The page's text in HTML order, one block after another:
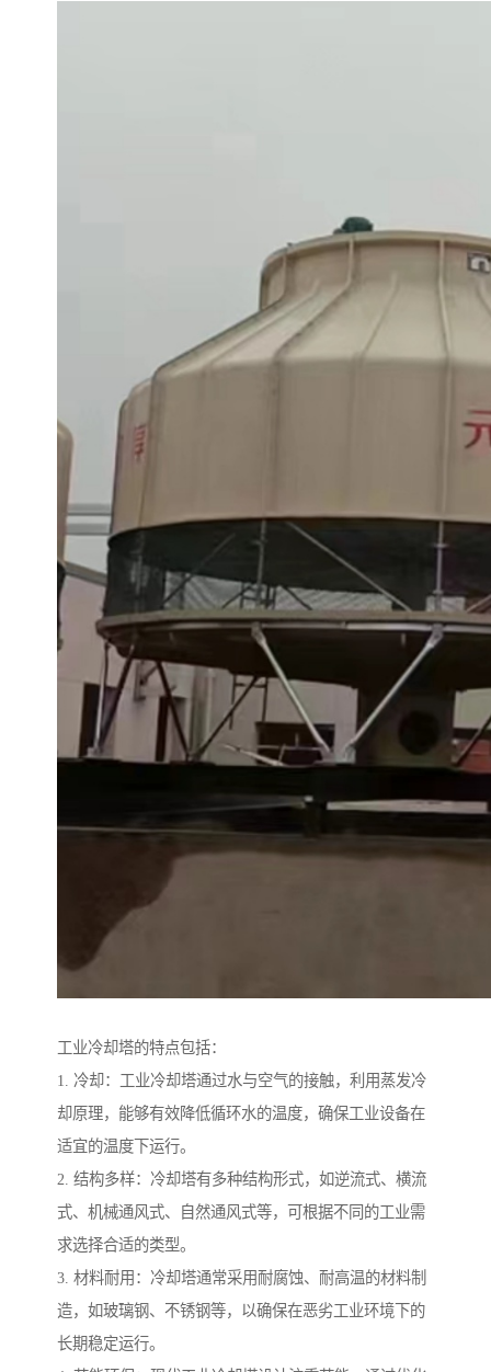
工业冷却塔的特点包括：
1. 冷却：工业冷却塔通过水与空气的接触，利用蒸发冷
却原理，能够有效降低循环水的温度，确保工业设备在
适宜的温度下运行。
2. 结构多样：冷却塔有多种结构形式，如逆流式、横流
式、机械通风式、自然通风式等，可根据不同的工业需
求选择合适的类型。
3. 材料耐用：冷却塔通常采用耐腐蚀、耐高温的材料制
造，如玻璃钢、不锈钢等，以确保在恶劣工业环境下的
长期稳定运行。